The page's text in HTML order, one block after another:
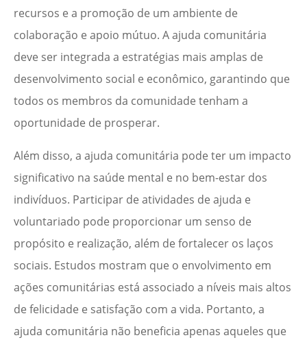
recursos e a promoção de um ambiente de
colaboração e apoio mútuo. A ajuda comunitária
deve ser integrada a estratégias mais amplas de
desenvolvimento social e econômico, garantindo que
todos os membros da comunidade tenham a
oportunidade de prosperar.
Além disso, a ajuda comunitária pode ter um impacto
significativo na saúde mental e no bem-estar dos
indivíduos. Participar de atividades de ajuda e
voluntariado pode proporcionar um senso de
propósito e realização, além de fortalecer os laços
sociais. Estudos mostram que o envolvimento em
ações comunitárias está associado a níveis mais altos
de felicidade e satisfação com a vida. Portanto, a
ajuda comunitária não beneficia apenas aqueles que